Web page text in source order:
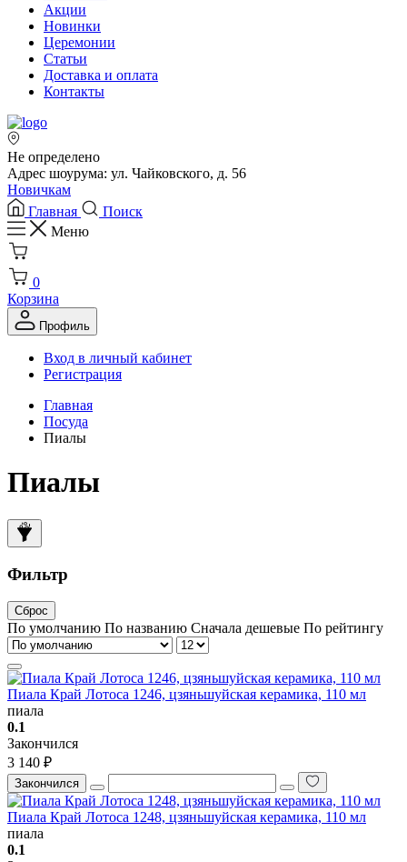
Акции
Новинки
Церемонии
Статьи
Доставка и оплата
Контакты
Не определено
Адрес шоурума: ул. Чайковского, д. 56
Новичкам
Главная
Поиск
Меню
0
Корзина
Профиль
Вход в личный кабинет
Регистрация
Главная
Посуда
Пиалы
Пиалы
Фильтр
Сброс
По умолчанию По названию Сначала дешевые По рейтингу
Пиала Край Лотоса 1246, цзяньшуйская керамика, 110 мл
пиала
0.1
Закончился
3 140 ₽
Закончился
Пиала Край Лотоса 1248, цзяньшуйская керамика, 110 мл
пиала
0.1